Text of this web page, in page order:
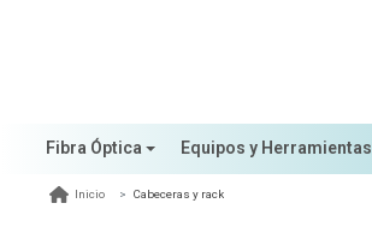
Fibra Óptica Equipos y Herramientas
Inicio Cabeceras y rack